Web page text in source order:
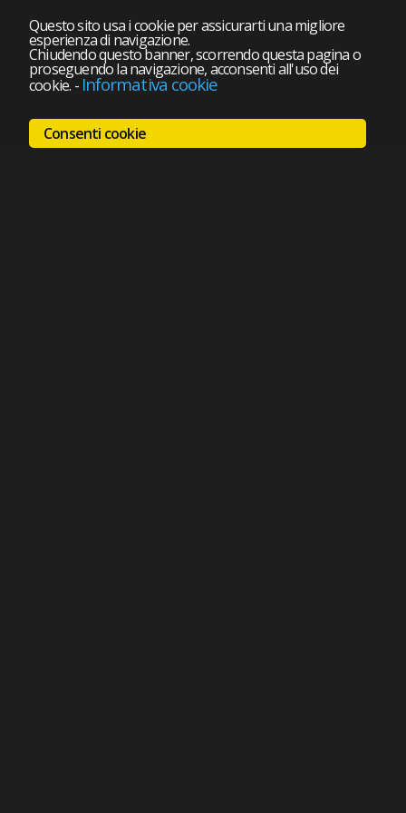
Questo sito usa i cookie per assicurarti una migliore
esperienza di navigazione.
Chiudendo questo banner, scorrendo questa pagina o
proseguendo la navigazione, acconsenti all'uso dei
cookie. - Informativa cookie
Consenti cookie